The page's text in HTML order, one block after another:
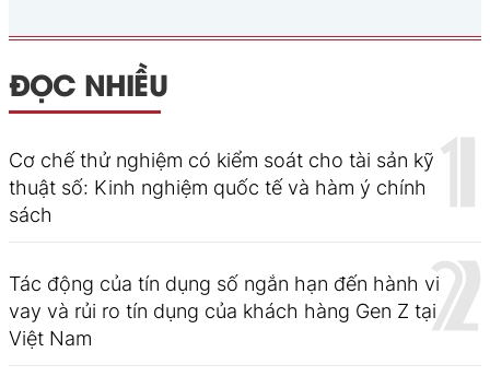
ĐỌC NHIỀU
Cơ chế thử nghiệm có kiểm soát cho tài sản kỹ
thuật số: Kinh nghiệm quốc tế và hàm ý chính
sách
Tác động của tín dụng số ngắn hạn đến hành vi
vay và rủi ro tín dụng của khách hàng Gen Z tại
Việt Nam